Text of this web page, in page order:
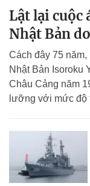
Lật lại cuộc
Nhật Bản
Cách đây 75
Nhật Bản Isoroku
Châu Cảng năm
lưỡng với mức độ